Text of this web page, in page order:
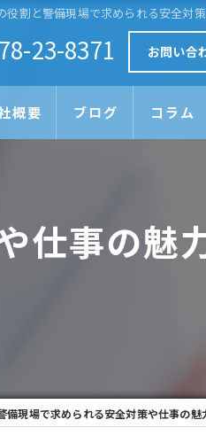
役割と警備現場で求められる安全対
23-8371 お問い合
概要 ブログ コラム
仕事の魅
備現場で求められる安全対策や仕事の魅